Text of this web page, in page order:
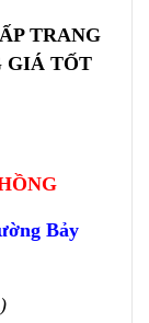
TRANG
GIÁ TỐT
Bảy